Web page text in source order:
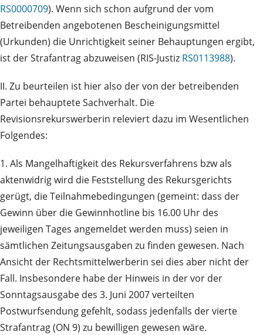
RS0000709). Wenn sich schon aufgrund der vom
Betreibenden angebotenen Bescheinigungsmittel
(Urkunden) die Unrichtigkeit seiner Behauptungen ergibt,
ist der Strafantrag abzuweisen (RIS-Justiz RS0113988).
II. Zu beurteilen ist hier also der von der betreibenden
Partei behauptete Sachverhalt. Die
Revisionsrekurswerberin releviert dazu im Wesentlichen
Folgendes:
1. Als Mangelhaftigkeit des Rekursverfahrens bzw als
aktenwidrig wird die Feststellung des Rekursgerichts
gerügt, die Teilnahmebedingungen (gemeint: dass der
Gewinn über die Gewinnhotline bis 16.00 Uhr des
jeweiligen Tages angemeldet werden muss) seien in
sämtlichen Zeitungsausgaben zu finden gewesen. Nach
Ansicht der Rechtsmittelwerberin sei dies aber nicht der
Fall. Insbesondere habe der Hinweis in der vor der
Sonntagsausgabe des 3. Juni 2007 verteilten
Postwurfsendung gefehlt, sodass jedenfalls der vierte
Strafantrag (ON 9) zu bewilligen gewesen wäre.